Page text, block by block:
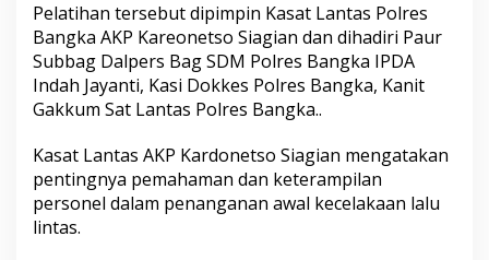
Pelatihan tersebut dipimpin Kasat Lantas Polres
Bangka AKP Kareonetso Siagian dan dihadiri Paur
Subbag Dalpers Bag SDM Polres Bangka IPDA
Indah Jayanti, Kasi Dokkes Polres Bangka, Kanit
Gakkum Sat Lantas Polres Bangka..
Kasat Lantas AKP Kardonetso Siagian mengatakan
pentingnya pemahaman dan keterampilan
personel dalam penanganan awal kecelakaan lalu
lintas.